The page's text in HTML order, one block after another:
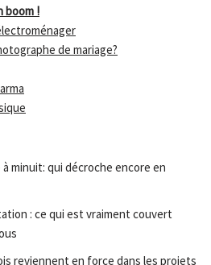
boom !
de mariage?
minuit: qui décroche encore en
: ce qui est vraiment couvert
reviennent en force dans les projets